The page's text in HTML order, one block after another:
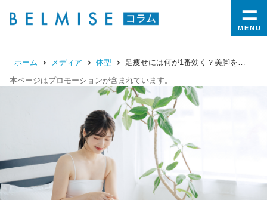
MENU
ホーム メディア 体型
足痩せには何が1番効く？美脚を手に入れる対策法と運動を紹介
本ページはプロモーションが含まれています。